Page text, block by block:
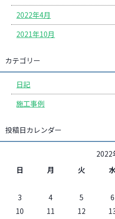
2022年4月
2021年10月
カテゴリー
日記
施工事例
投稿日カレンダー
2022
日
月 火
3
4 5 6
10
11 12